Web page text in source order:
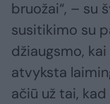
bruožai“, – su
susitikimo su
džiaugsmo,
atvyksta
ačiū už tai,